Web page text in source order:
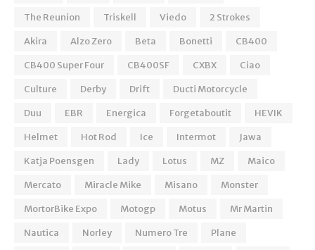
The Reunion
Triskell Viedo
2 Strokes
Akira
Alzo Zero Beta Bonetti
CB400
CB400 Super Four
CB400SF CXBX
Ciao
Culture
Derby Drift
Ducti Motorcycle
Duu
EBR Energica Forgetaboutit
HEVIK
Helmet
Hot Rod Ice Intermot
Jawa
Katja Poensgen
Lady Lotus MZ
Maico
Mercato
Miracle Mike Misano
Monster
MortorBike Expo
Motogp Motus
Mr Martin
Nautica
Norley Numero Tre
Plane